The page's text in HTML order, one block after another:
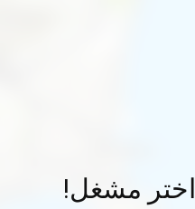
اختر مشغل!